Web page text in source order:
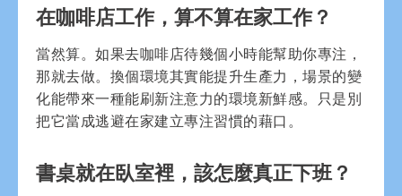
在咖啡店工作，算不算在家工作？
當然算。如果去咖啡店待幾個小時能幫助你專注，
那就去做。換個環境其實能提升生產力，場景的變
化能帶來一種能刷新注意力的環境新鮮感。只是別
把它當成逃避在家建立專注習慣的藉口。
書桌就在臥室裡，該怎麼真正下班？